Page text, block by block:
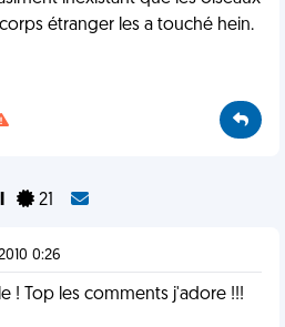
étranger les a touché hein.
21
0:26
! Top les comments j'adore !!!